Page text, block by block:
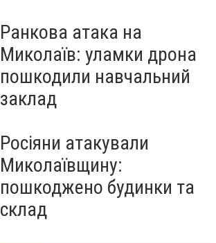
Ранкова атака на
Миколаїв: уламки дрона
пошкодили навчальний
заклад
Росіяни атакували
Миколаївщину:
пошкоджено будинки та
склад